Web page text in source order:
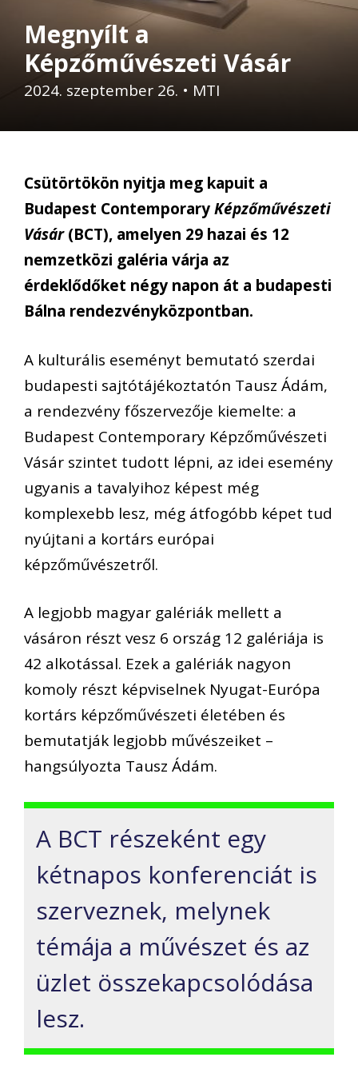
Megnyílt a
Képzőművészeti Vásár
2024. szeptember 26. • MTI
Csütörtökön nyitja meg kapuit a
Budapest ContemporaryKépzőművészeti
Vásár(BCT), amelyen 29 hazai és 12
nemzetközi galéria várja az
érdeklődőket négy napon át a budapesti
Bálna rendezvényközpontban.
A kulturális eseményt bemutató szerdai
budapesti sajtótájékoztatón Tausz Ádám,
a rendezvény főszervezője kiemelte: a
Budapest Contemporary Képzőművészeti
Vásár szintet tudott lépni, az idei esemény
ugyanis a tavalyihoz képest még
komplexebb lesz, még átfogóbb képet tud
nyújtani a kortárs európai
képzőművészetről.
A legjobb magyar galériák mellett a
vásáron részt vesz 6 ország 12 galériája is
42 alkotással. Ezek a galériák nagyon
komoly részt képviselnek Nyugat-Európa
kortárs képzőművészeti életében és
bemutatják legjobb művészeiket –
hangsúlyozta Tausz Ádám.
A BCT részeként egy
kétnapos konferenciát is
szerveznek, melynek
témája a művészet és az
üzlet összekapcsolódása
lesz.